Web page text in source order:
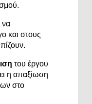
να
και στους
του έργου
η απαξίωση
στο